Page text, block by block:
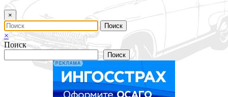
×
×
Поиск
Поиск